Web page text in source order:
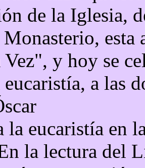
de la Iglesia,
y hoy se
eucaristía, a las
la eucaristía
la lectura del